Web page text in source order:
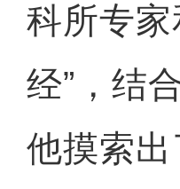
科所专
经”，结
他摸索